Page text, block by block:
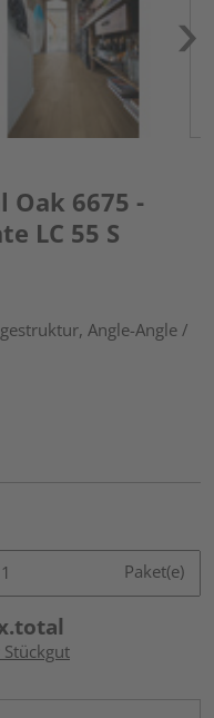
Oak 6675 -
LC 55 S
Angle-Angle /
Paket(e)